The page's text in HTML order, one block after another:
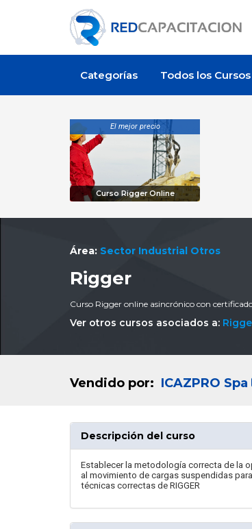
Categorías Todos los Cursos
El mejor precio
Curso Rigger Online
Área: Sector Industrial Otros
Rigger
Curso Rigger online asincrónico con
Ver otros cursos asociados a:
Vendido por: ICAZPRO Spa
Descripción del curso
Establecer la metodología correcta de la
al movimiento de cargas suspendidas
técnicas correctas de RIGGER